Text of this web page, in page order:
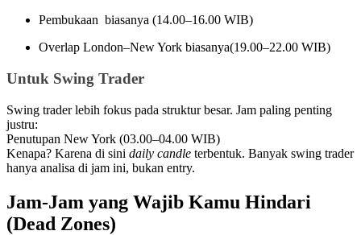
Pembukaan biasanya (14.00–16.00 WIB)
Overlap London–New York biasanya(19.00–22.00 WIB)
Untuk Swing Trader
Swing trader lebih fokus pada struktur besar. Jam paling penting
justru:
Penutupan New York (03.00–04.00 WIB)
Kenapa? Karena di sini daily candle terbentuk. Banyak swing trader
hanya analisa di jam ini, bukan entry.
Jam-Jam yang Wajib Kamu Hindari
(Dead Zones)